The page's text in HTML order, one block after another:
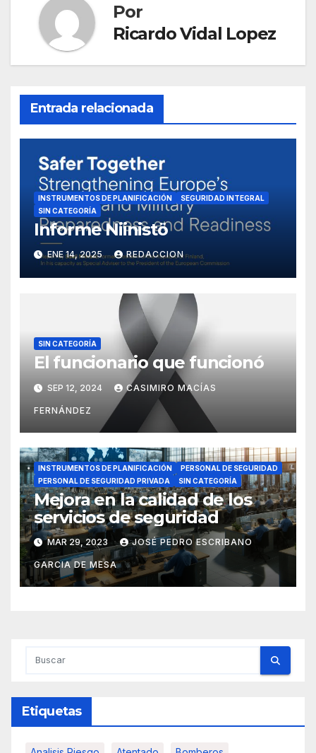
Por
Ricardo Vidal Lopez
Entrada relacionada
INSTRUMENTOS DE PLANIFICACIÓN
SEGURIDAD INTEGRAL
SIN CATEGORÍA
Informe Niinistö
ENE 14, 2025 REDACCION
SIN CATEGORÍA
El funcionario que funcionó
SEP 12, 2024 CASIMIRO MACÍAS
FERNÁNDEZ
INSTRUMENTOS DE PLANIFICACIÓN
PERSONAL DE SEGURIDAD
PERSONAL DE SEGURIDAD PRIVADA
SIN CATEGORÍA
Mejora en la calidad de los
servicios de seguridad
MAR 29, 2023 JOSÉ PEDRO ESCRIBANO
GARCIA DE MESA
Etiquetas